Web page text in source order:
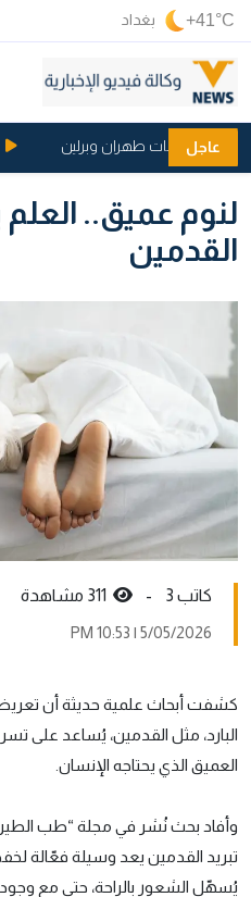
+41°C بغداد
عاجل
مناقشات طهران وبرلين
لنوم عميق..
القدمين
كاتب 3 -
5/05/2026 | 10:53 PM
كشفت أبحاث علمية حديثة أن
البارد، مثل القدمين، يُساعد على
العميق الذي يحتاجه الإنسان.
وأفاد بحث نُشر في مجلة “طب الطيران
تبريد القدمين يعد وسيلة فعّالة
يُسهّل الشعور بالراحة، حتى مع